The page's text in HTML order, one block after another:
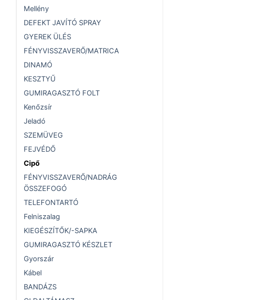
Mellény
DEFEKT JAVÍTÓ SPRAY
GYEREK ÜLÉS
FÉNYVISSZAVERŐ/MATRICA
DINAMÓ
KESZTYŰ
GUMIRAGASZTÓ FOLT
Kenőzsír
Jeladó
SZEMÜVEG
FEJVÉDŐ
Cipő
FÉNYVISSZAVERŐ/NADRÁG
ÖSSZEFOGÓ
TELEFONTARTÓ
Felniszalag
KIEGÉSZÍTŐK/-SAPKA
GUMIRAGASZTÓ KÉSZLET
Gyorszár
Kábel
BANDÁZS